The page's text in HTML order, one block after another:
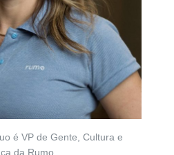
é VP de Gente, Cultura e
da Rumo.